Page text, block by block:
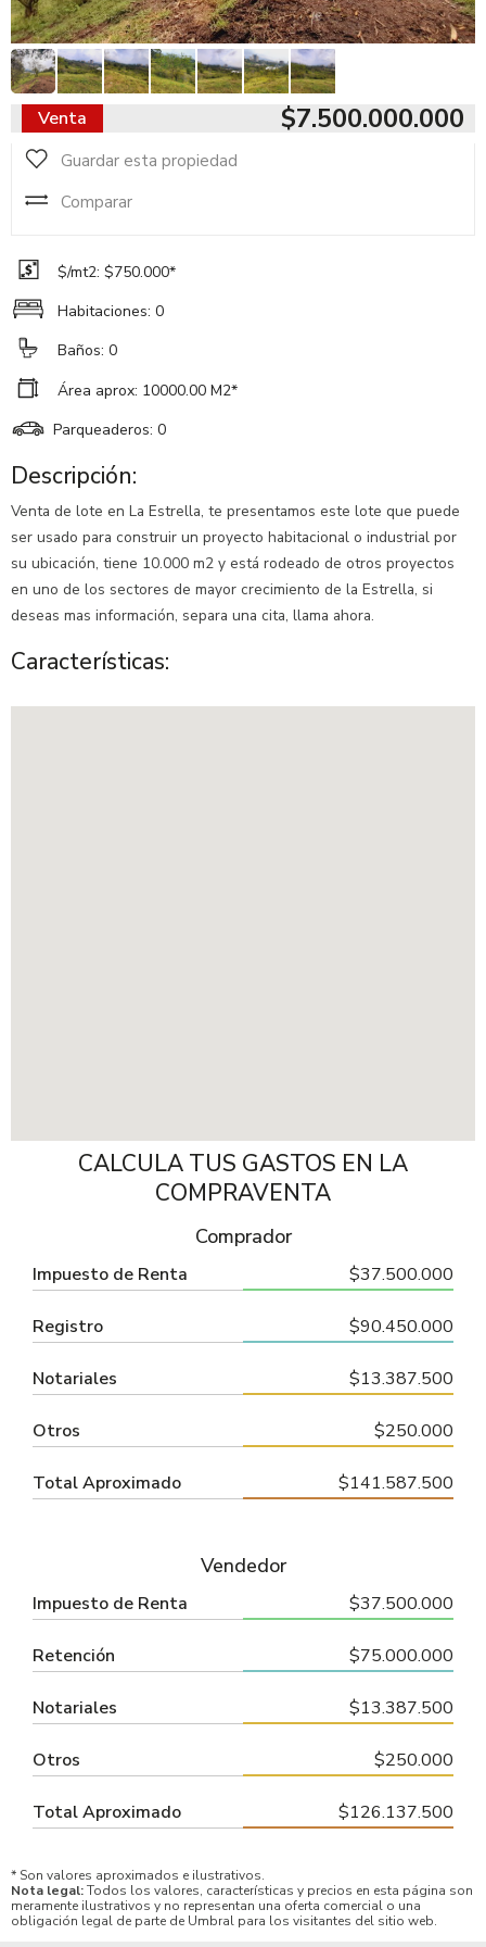
Venta $7.500.000.000
Guardar esta propiedad
Comparar
$/mt2: $750.000*
Habitaciones: 0
Baños: 0
Área aprox: 10000.00 M2*
Parqueaderos: 0
Descripción:
Venta de lote en La Estrella, te presentamos este lote que puede
ser usado para construir un proyecto habitacional o industrial por
su ubicación, tiene 10.000 m2 y está rodeado de otros proyectos
en uno de los sectores de mayor crecimiento de la Estrella, si
deseas mas información, separa una cita, llama ahora.
Características:
CALCULA TUS GASTOS EN LA
COMPRAVENTA
Comprador
Impuesto de Renta $37.500.000
Registro $90.450.000
Notariales $13.387.500
Otros $250.000
Total Aproximado $141.587.500
Vendedor
Impuesto de Renta $37.500.000
Retención $75.000.000
Notariales $13.387.500
Otros $250.000
Total Aproximado $126.137.500
* Son valores aproximados e ilustrativos.
Nota legal:Todos los valores, características y precios en esta página son
meramente ilustrativos y no representan una oferta comercial o una
obligación legal de parte de Umbral para los visitantes del sitio web.